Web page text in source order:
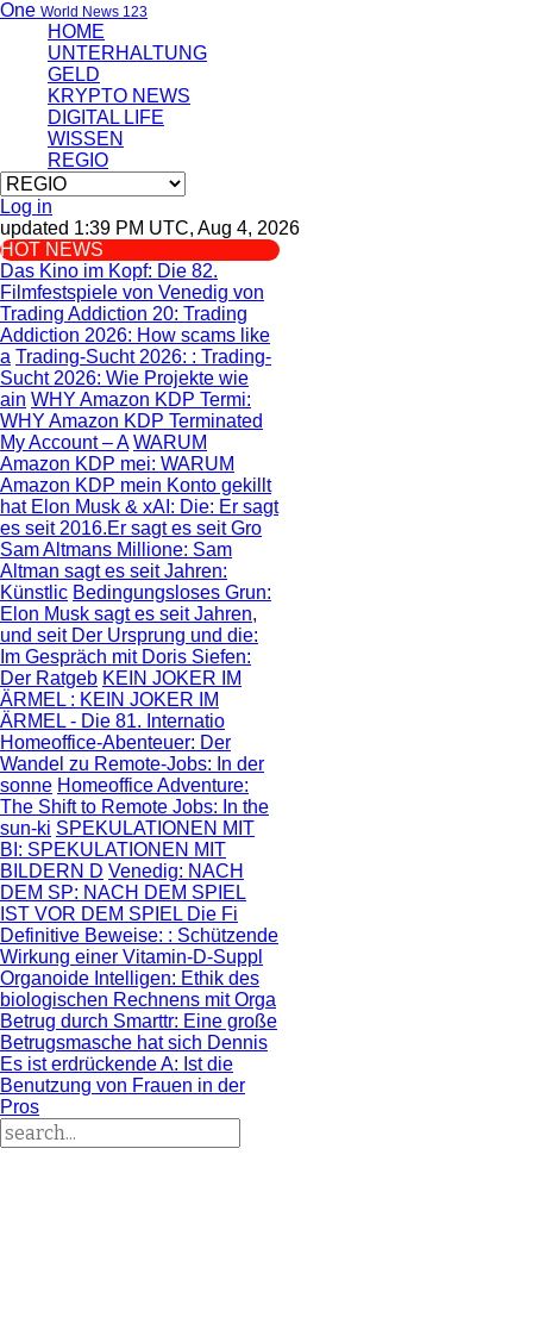
One World News 123
HOME
UNTERHALTUNG
GELD
KRYPTO NEWS
DIGITAL LIFE
WISSEN
REGIO
Log in
updated 1:39 PM UTC, Aug 4, 2026
HOT NEWS
Das Kino im Kopf: Die 82.
Filmfestspiele von Venedig von
Trading Addiction 20: Trading
Addiction 2026: How scams like
a Trading-Sucht 2026: : Trading-
Sucht 2026: Wie Projekte wie
ain WHY Amazon KDP Termi:
WHY Amazon KDP Terminated
My Account – A WARUM
Amazon KDP mei: WARUM
Amazon KDP mein Konto gekillt
hat Elon Musk & xAI: Die: Er sagt
es seit 2016.Er sagt es seit Gro
Sam Altmans Millione: Sam
Altman sagt es seit Jahren:
Künstlic Bedingungsloses Grun:
Elon Musk sagt es seit Jahren,
und seit Der Ursprung und die:
Im Gespräch mit Doris Siefen:
Der Ratgeb KEIN JOKER IM
ÄRMEL : KEIN JOKER IM
ÄRMEL - Die 81. Internatio
Homeoffice-Abenteuer: Der
Wandel zu Remote-Jobs: In der
sonne Homeoffice Adventure:
The Shift to Remote Jobs: In the
sun-ki SPEKULATIONEN MIT
BI : SPEKULATIONEN MIT
BILDERN D Venedig: NACH
DEM SP: NACH DEM SPIEL
IST VOR DEM SPIEL Die Fi
Definitive Beweise: : Schützende
Wirkung einer Vitamin-D-Suppl
Organoide Intelligen: Ethik des
biologischen Rechnens mit Orga
Betrug durch Smarttr: Eine große
Betrugsmasche hat sich Dennis
Es ist erdrückende A: Ist die
Benutzung von Frauen in der
Pros